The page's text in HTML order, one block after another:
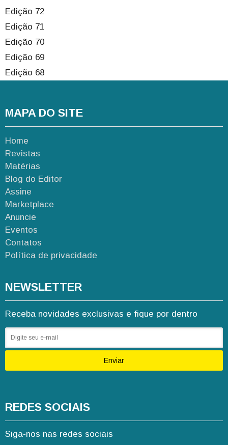
Edição 72
Edição 71
Edição 70
Edição 69
Edição 68
MAPA DO SITE
Home
Revistas
Matérias
Blog do Editor
Assine
Marketplace
Anuncie
Eventos
Contatos
Política de privacidade
NEWSLETTER
Receba novidades exclusivas e fique por dentro
Enviar
REDES SOCIAIS
Siga-nos nas redes sociais